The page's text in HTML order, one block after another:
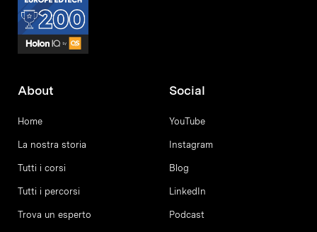
About
Home
La nostra storia
Tutti i corsi
Tutti i percorsi
Trova un esperto
Social
YouTube
Instagram
Blog
LinkedIn
Podcast